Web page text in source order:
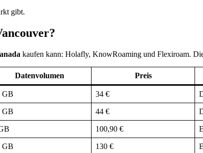
gibt.
kaufen kann: Holafly, KnowRoaming und Flexiroam.
Datenvolumen Preis
GB 34 €
GB 44 €
100,90 €
GB 130 €